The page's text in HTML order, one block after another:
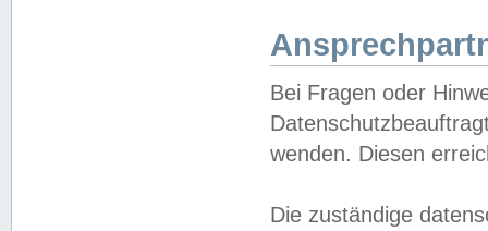
Bei Fragen oder
wenden. Diesen
Die zuständige